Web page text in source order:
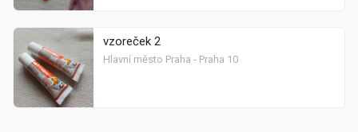
vzoreček 2
Hlavní město Praha - Praha 10